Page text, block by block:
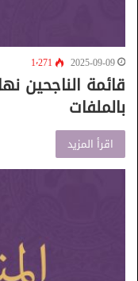
2025-09-09
1٬271
قائمة الناجحين
بالملفات
اقرأ المزيد